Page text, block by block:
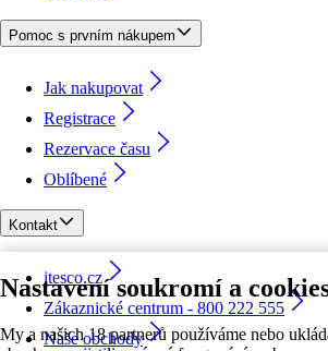
Nastavení soukromí a
My a našich 18 partnerů používáme nebo
Pomoc s prvním nákupem
Jak nakupovat
Registrace
Rezervace času
Oblíbené
Kontakt
itesco.cz
Zákaznické centrum - 800 222 555
Naše obchody